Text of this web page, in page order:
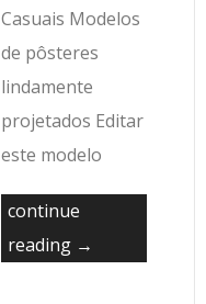
Casuais Modelos
de pôsteres
lindamente
projetados Editar
este modelo
continue
reading →